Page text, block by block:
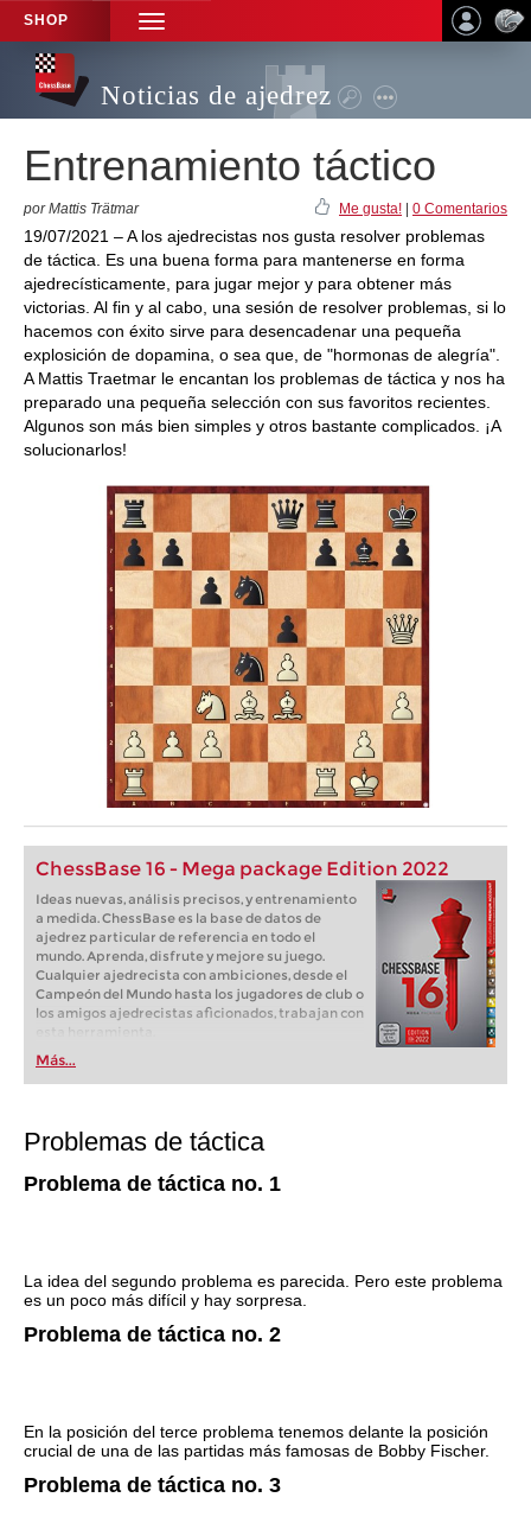
SHOP
TOGGLE
NAVIGATION
Noticias de ajedrez
Entrenamiento táctico
por Mattis Trätmar Me gusta! 0 Comentarios
19/07/2021 – A los ajedrecistas nos gusta resolver problemas
de táctica. Es una buena forma para mantenerse en forma
ajedrecísticamente, para jugar mejor y para obtener más
victorias. Al fin y al cabo, una sesión de resolver problemas, si lo
hacemos con éxito sirve para desencadenar una pequeña
explosición de dopamina, o sea que, de "hormonas de alegría".
A Mattis Traetmar le encantan los problemas de táctica y nos ha
preparado una pequeña selección con sus favoritos recientes.
Algunos son más bien simples y otros bastante complicados. ¡A
solucionarlos!
ChessBase 16 - Mega package Edition 2022
Ideas nuevas, análisis precisos, y entrenamiento
a medida. ChessBase es la base de datos de
ajedrez particular de referencia en todo el
mundo. Aprenda, disfrute y mejore su juego.
Cualquier ajedrecista con ambiciones, desde el
Campeón del Mundo hasta los jugadores de club o
los amigos ajedrecistas aficionados, trabajan con
Más...
Problemas de táctica
Problema de táctica no. 1
La idea del segundo problema es parecida. Pero este problema
es un poco más difícil y hay sorpresa.
Problema de táctica no. 2
En la posición del terce problema tenemos delante la posición
crucial de una de las partidas más famosas de Bobby Fischer.
Problema de táctica no. 3